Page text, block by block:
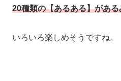
20種類の【あるある】がある
いろいろ楽しめそうですね。